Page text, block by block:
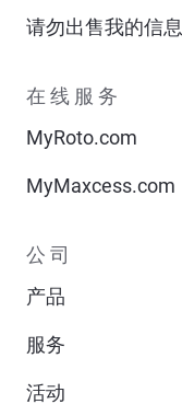
请勿出售我的信息
在线服务
MyRoto.com
MyMaxcess.com
公司
产品
服务
活动